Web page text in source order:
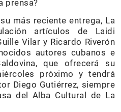
prensa?
más reciente entrega, La
artículos de Laidi
Vilar y Ricardo Riverón
autores cubanos e
que ofrecerá su
próximo y tendrá
Diego Gutiérrez, siempre
del Alba Cultural de La